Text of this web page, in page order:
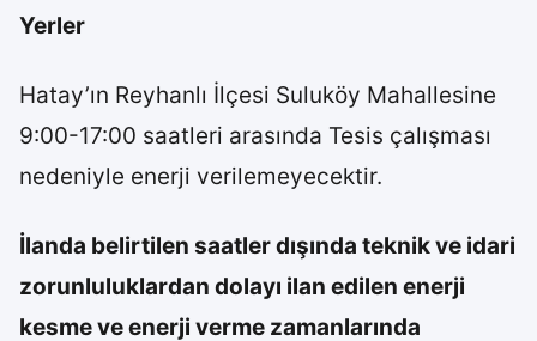
Yerler
Hatay’ın Reyhanlı İlçesi Suluköy Mahallesine
9:00-17:00 saatleri arasında Tesis çalışması
nedeniyle enerji verilemeyecektir.
İlanda belirtilen saatler dışında teknik ve idari
zorunluluklardan dolayı ilan edilen enerji
kesme ve enerji verme zamanlarında